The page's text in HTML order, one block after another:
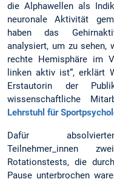
die Alphawellen als
neuronale Aktivität
haben das
analysiert, um zu sehen,
rechte Hemisphäre im
linken aktiv ist“, erklärt
Erstautorin der
wissenschaftliche
Lehrstuhl für
Dafür
Teilnehmer_innen
Rotationstests, die
Pause unterbrochen